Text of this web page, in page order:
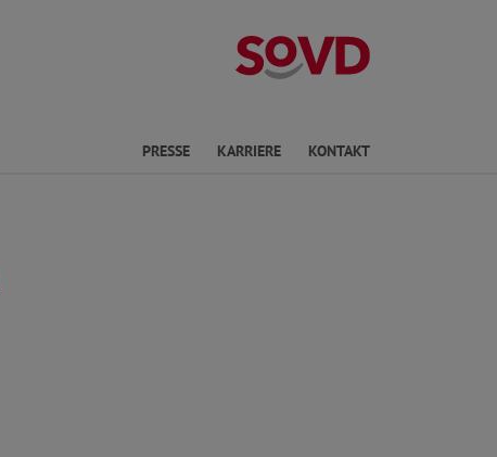
Landesverband
PRESSE KARRIERE KONTAKT